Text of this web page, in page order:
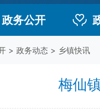
政务公开
> 政务动态 > 乡镇快讯
梅仙